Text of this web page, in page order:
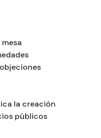
la creación
públicos